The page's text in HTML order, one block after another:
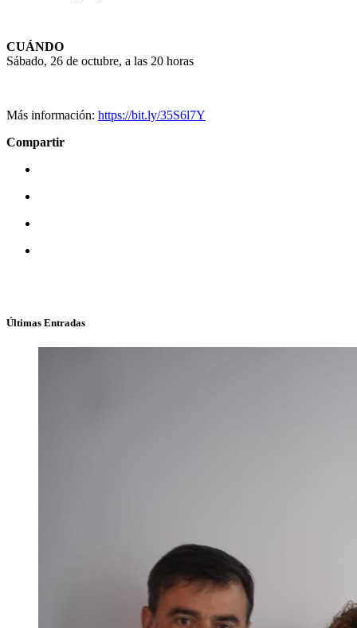
CUÁNDO
Sábado, 26 de octubre, a las 20 horas
Más información: https://bit.ly/35S6l7Y
Compartir
Últimas Entradas